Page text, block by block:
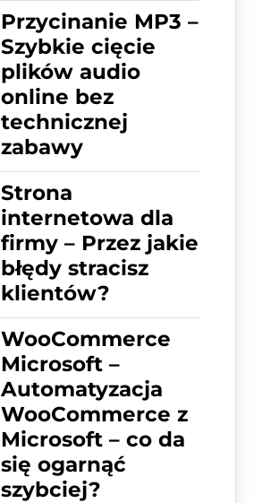
Przycinanie MP3 –
Szybkie cięcie
plików audio
online bez
technicznej
zabawy
Strona
internetowa dla
firmy – Przez jakie
błędy stracisz
klientów?
WooCommerce
Microsoft –
Automatyzacja
WooCommerce z
Microsoft – co da
się ogarnąć
szybciej?